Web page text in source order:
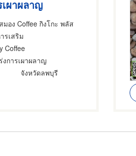
เผาผลาญ
อง Coffee กิงโกะ พลัส
รเสริม
Coffee
งการเผาผลาญ
จังหวัดลพบุรี